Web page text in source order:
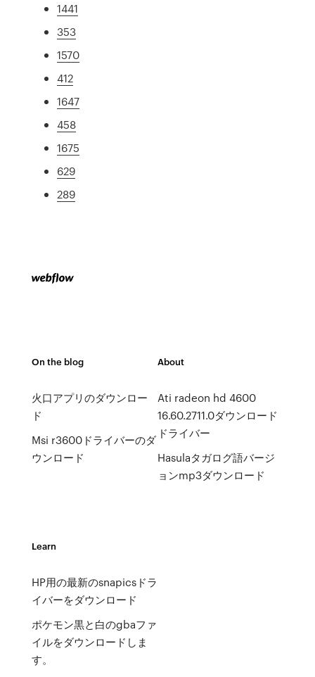
1441
353
1570
412
1647
458
1675
629
289
On the blog
火口アプリのダウンロー
ド
Msi r3600ドライバーのダ
ウンロード
About
Ati radeon hd 4600
16.60.2711.0ダウンロード
ドライバー
Hasulaタガログ語バージ
ョンmp3ダウンロード
Learn
HP用の最新のsnapicsドラ
イバーをダウンロード
ポケモン黒と白のgbaファ
イルをダウンロードしま
す。